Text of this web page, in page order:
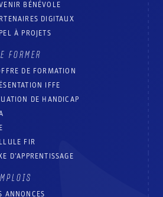
BÉNÉVOLE
DIGITAUX
À PROJETS
FORMER
DE FORMATION
IFFE
DE HANDICAP
FIR
D’APPRENTISSAGE
ANNONCES